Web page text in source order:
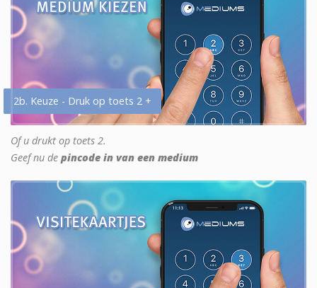
2b. Keuze - Druk op toets 2 +
Of u drukt op toets 2.
Geef nu de pincode in van een medium